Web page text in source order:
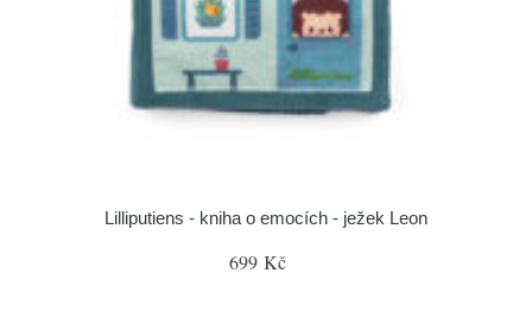
Lilliputiens - kniha o emocích - ježek Leon
699 Kč